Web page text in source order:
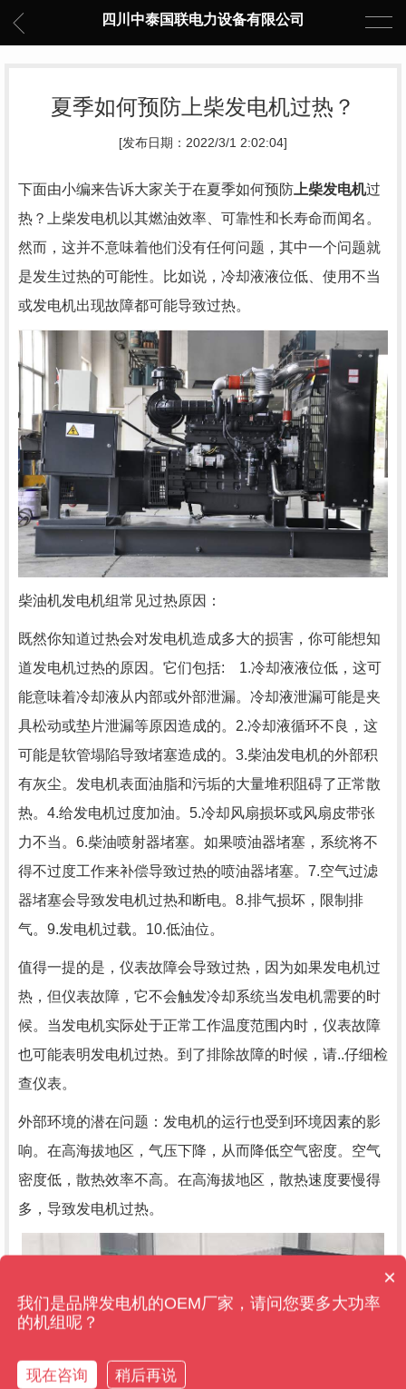
四川中泰国联电力设备有限公司
夏季如何预防上柴发电机过热？
[发布日期：2022/3/1 2:02:04]
下面由小编来告诉大家关于在夏季如何预防 上柴发电机过
热？上柴发电机以其燃油效率、可靠性和长寿命而闻名。
然而，这并不意味着他们没有任何问题，其中一个问题就
是发生过热的可能性。比如说，冷却液液位低、使用不当
或发电机出现故障都可能导致过热。
柴油机发电机组常见过热原因：
既然你知道过热会对发电机造成多大的损害，你可能想知
道发电机过热的原因。它们包括: 1.冷却液液位低，这可
能意味着冷却液从内部或外部泄漏。冷却液泄漏可能是夹
具松动或垫片泄漏等原因造成的。2.冷却液循环不良，这
可能是软管塌陷导致堵塞造成的。3.柴油发电机的外部积
有灰尘。发电机表面油脂和污垢的大量堆积阻碍了正常散
热。4.给发电机过度加油。5.冷却风扇损坏或风扇皮带张
力不当。6.柴油喷射器堵塞。如果喷油器堵塞，系统将不
得不过度工作来补偿导致过热的喷油器堵塞。7.空气过滤
器堵塞会导致发电机过热和断电。8.排气损坏，限制排
气。9.发电机过载。10.低油位。
值得一提的是，仪表故障会导致过热，因为如果发电机过
热，但仪表故障，它不会触发冷却系统当发电机需要的时
候。当发电机实际处于正常工作温度范围内时，仪表故障
也可能表明发电机过热。到了排除故障的时候，请..仔细检
查仪表。
外部环境的潜在问题：发电机的运行也受到环境因素的影
响。在高海拔地区，气压下降，从而降低空气密度。空气
密度低，散热效率不高。在高海拔地区，散热速度要慢得
多，导致发电机过热。
售后维保管多久？
×
我们是品牌发电机的OEM厂家，请问您要多大功率
的机组呢？
现在咨询 稍后再说